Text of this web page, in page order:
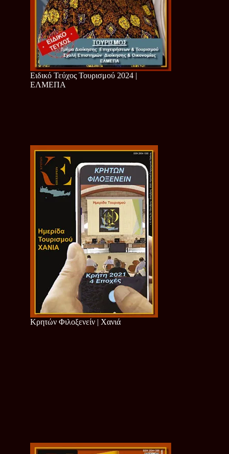
Ειδικό Τεύχος Τουρισμού 2024 |
ΕΛΜΕΠΑ
Κρητών Φιλοξενείν | Χανιά